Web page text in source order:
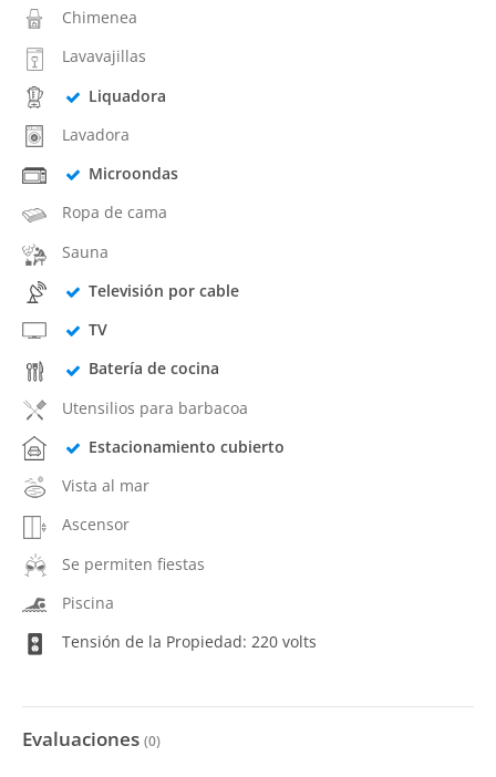
Chimenea
Lavavajillas
Liquadora
Lavadora
Microondas
Ropa de cama
Sauna
Televisión por cable
TV
Batería de cocina
Utensilios para barbacoa
Estacionamiento cubierto
Vista al mar
Ascensor
Se permiten fiestas
Piscina
Tensión de la Propiedad: 220 volts
Evaluaciones (0)